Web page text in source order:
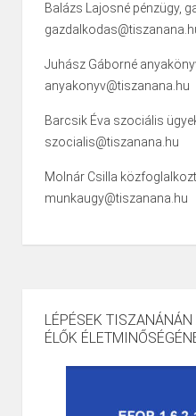
Balázs Lajosné pénzügy,
Juhász Gáborné
anyakonyv@tiszanana.hu
Barcsik Éva szociális
szocialis@tiszanana.hu
Molnár Csilla
munkaugy@tiszanana.hu
LÉPÉSEK
ÉLŐK